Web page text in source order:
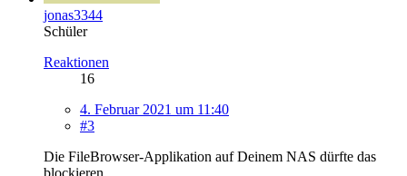
jonas3344
Schüler
Reaktionen
16
4. Februar 2021 um 11:40
#3
Die FileBrowser-Applikation auf Deinem NAS dürfte das
blockieren.